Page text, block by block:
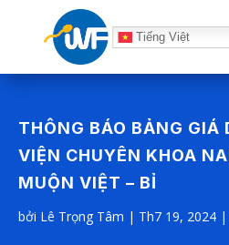
Tiếng Việt
THÔNG BÁO BẢNG GIÁ
VIỆN CHUYÊN KHOA
MUỘN VIỆT – BỈ
bởi Lê Trọng Tâm | Th7 19, 2024 |